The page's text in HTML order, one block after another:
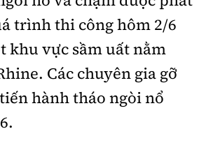
Trí
trình thi công hôm 2/6
khu vực sầm uất nằm
Các chuyên gia gỡ
hành tháo ngòi nổ